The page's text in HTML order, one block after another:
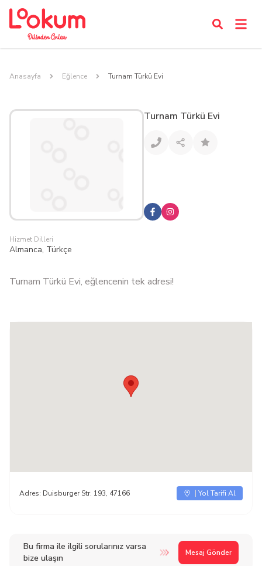
Anasayfa Eğlence Turnam Türkü Evi
Turnam Türkü Evi
Hizmet Dilleri
Almanca, Türkçe
Turnam Türkü Evi, eğlencenin tek adresi!
Bu firma ile ilgili sorularınız varsa
bize ulaşın
Mesaj Gönder
Adres: Duisburger Str. 193, 47166 Yol Tarifi Al